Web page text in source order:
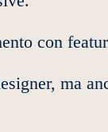
con
ma